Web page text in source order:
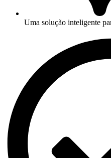
Uma solução inteligente